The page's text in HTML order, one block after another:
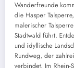
Wanderfreunde
die Hasper
malerischer
Stadtwald führt.
und idyllische
Rundweg, der
verbindet. Im Rhein-